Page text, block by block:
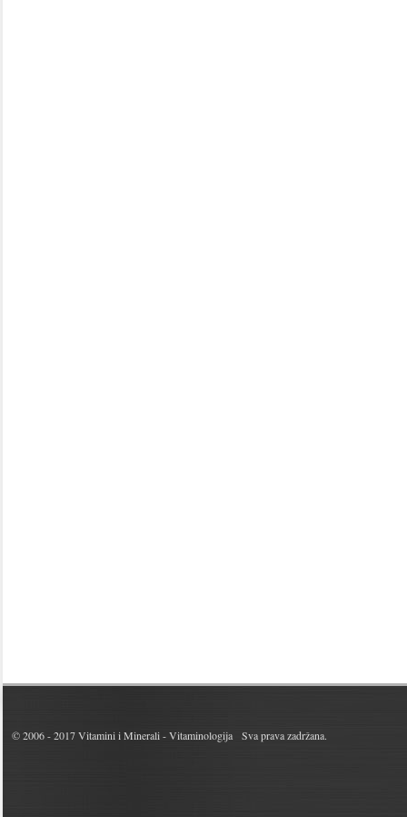
© 2006 - 2017Vitamini i Minerali - Vitaminologija Sva prava zadržana.